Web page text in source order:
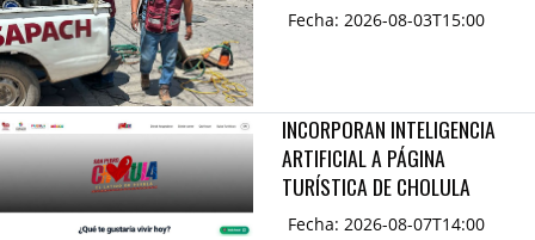
Fecha: 2026-08-03T15:00
INCORPORAN INTELIGENCIA
ARTIFICIAL A PÁGINA
TURÍSTICA DE CHOLULA
Fecha: 2026-08-07T14:00